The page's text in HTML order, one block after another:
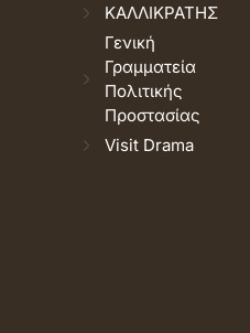
ΚΑΛΛΙΚΡΑΤΗΣ
Γενική
Γραμματεία
Πολιτικής
Προστασίας
Visit Drama